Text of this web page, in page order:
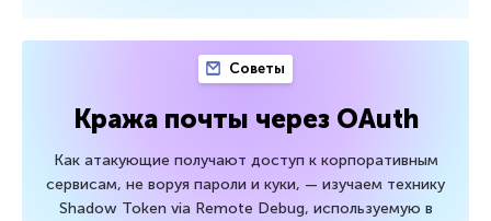
Советы
Кража почты через OAuth
Как атакующие получают доступ к корпоративным
сервисам, не воруя пароли и куки, — изучаем технику
Shadow Token via Remote Debug, используемую в